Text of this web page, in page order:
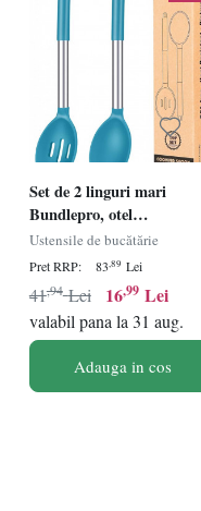
Set de 2 linguri mari
Bundlepro, otel
inoxidabil/silicon, albastru,
34 x 7 cm
Ustensile de bucătărie
Pret RRP: 83,89 Lei
16,99 Lei
41,94 Lei
valabil pana la 31 aug.
Adauga in cos